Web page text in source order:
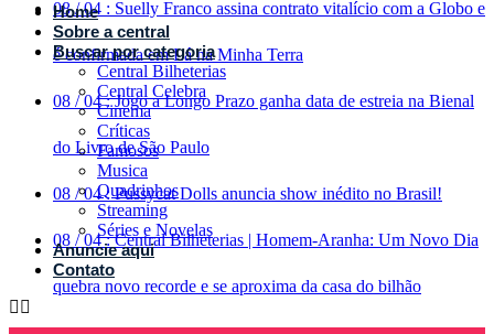
08 / 04 : Suelly Franco assina contrato vitalício com a Globo e
é confirmada em Lá na Minha Terra
08 / 04 : Jogo a Longo Prazo ganha data de estreia na Bienal
do Livro de São Paulo
08 / 04 : Pussycat Dolls anuncia show inédito no Brasil!
08 / 04 : Central Bilheterias | Homem-Aranha: Um Novo Dia
quebra novo recorde e se aproxima da casa do bilhão
Home
Sobre a central
Buscar por categoria
Central Bilheterias
Central Celebra
Cinema
Críticas
Famosos
Musica
Quadrinhos
Streaming
Séries e Novelas
Anuncie aqui
Contato